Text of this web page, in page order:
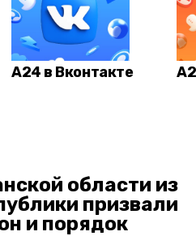
А24 в Вконтакте
области из
призвали
и порядок